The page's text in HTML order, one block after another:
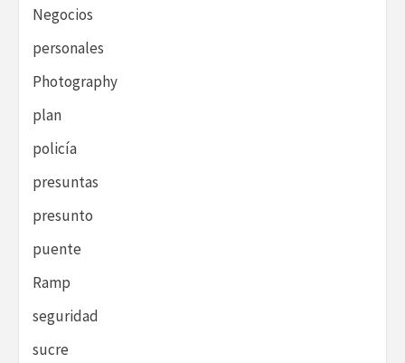
Negocios
personales
Photography
plan
policía
presuntas
presunto
puente
Ramp
seguridad
sucre